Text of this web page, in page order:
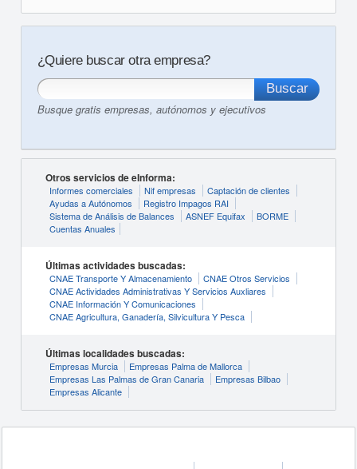
¿Quiere buscar otra empresa?
Busque gratis empresas, autónomos y ejecutivos
Otros servicios de eInforma:
Informes comerciales Nif empresas
Captación de clientes
Ayudas a Autónomos
Registro Impagos RAI
Sistema de Análisis de Balances
ASNEF Equifax
BORME
Cuentas Anuales
Últimas actividades buscadas:
CNAE Transporte Y Almacenamiento
CNAE Otros Servicios
CNAE Actividades Administrativas Y Servicios Auxliares
CNAE Información Y Comunicaciones
CNAE Agricultura, Ganadería, Silvicultura Y Pesca
Últimas localidades buscadas:
Empresas Murcia
Empresas Palma de Mallorca
Empresas Las Palmas de Gran Canaria
Empresas Bilbao
Empresas Alicante